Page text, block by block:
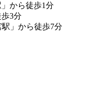
から徒歩1分
3分
」から徒歩7分